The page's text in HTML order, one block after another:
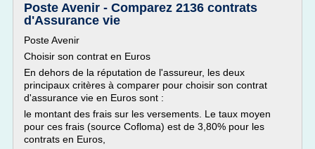
Poste Avenir - Comparez 2136 contrats
d'Assurance vie
Poste Avenir
Choisir son contrat en Euros
En dehors de la réputation de l'assureur, les deux
principaux critères à comparer pour choisir son contrat
d'assurance vie en Euros sont :
le montant des frais sur les versements. Le taux moyen
pour ces frais (source Cofloma) est de 3,80% pour les
contrats en Euros,